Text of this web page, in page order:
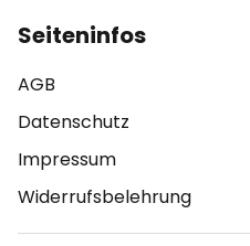
Seiteninfos
AGB
Datenschutz
Impressum
Widerrufsbelehrung